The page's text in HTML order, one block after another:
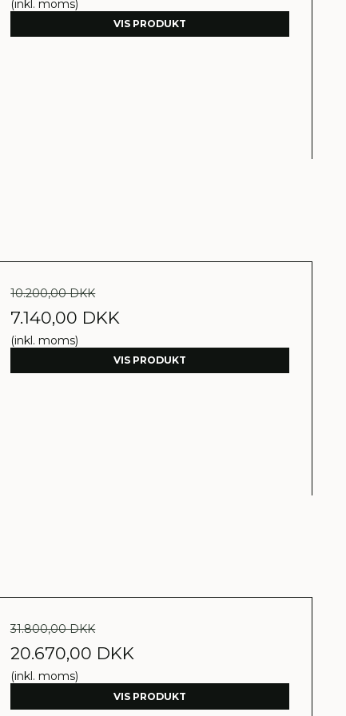
(inkl. moms)
VIS PRODUKT
10.200,00 DKK
7.140,00 DKK
(inkl. moms)
VIS PRODUKT
31.800,00 DKK
20.670,00 DKK
(inkl. moms)
VIS PRODUKT